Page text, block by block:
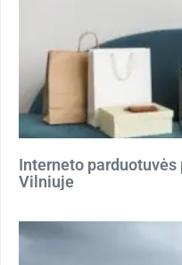
Interneto
Vilniuje